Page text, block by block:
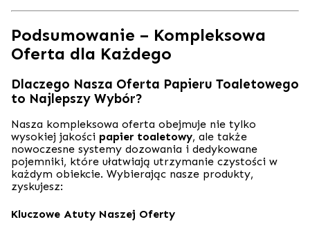
Podsumowanie – Kompleksowa
Oferta dla Każdego
Dlaczego Nasza Oferta Papieru Toaletowego
to Najlepszy Wybór?
Nasza kompleksowa oferta obejmuje nie tylko
wysokiej jakości papier toaletowy, ale także
nowoczesne systemy dozowania i dedykowane
pojemniki, które ułatwiają utrzymanie czystości w
każdym obiekcie. Wybierając nasze produkty,
zyskujesz:
Kluczowe Atuty Naszej Oferty